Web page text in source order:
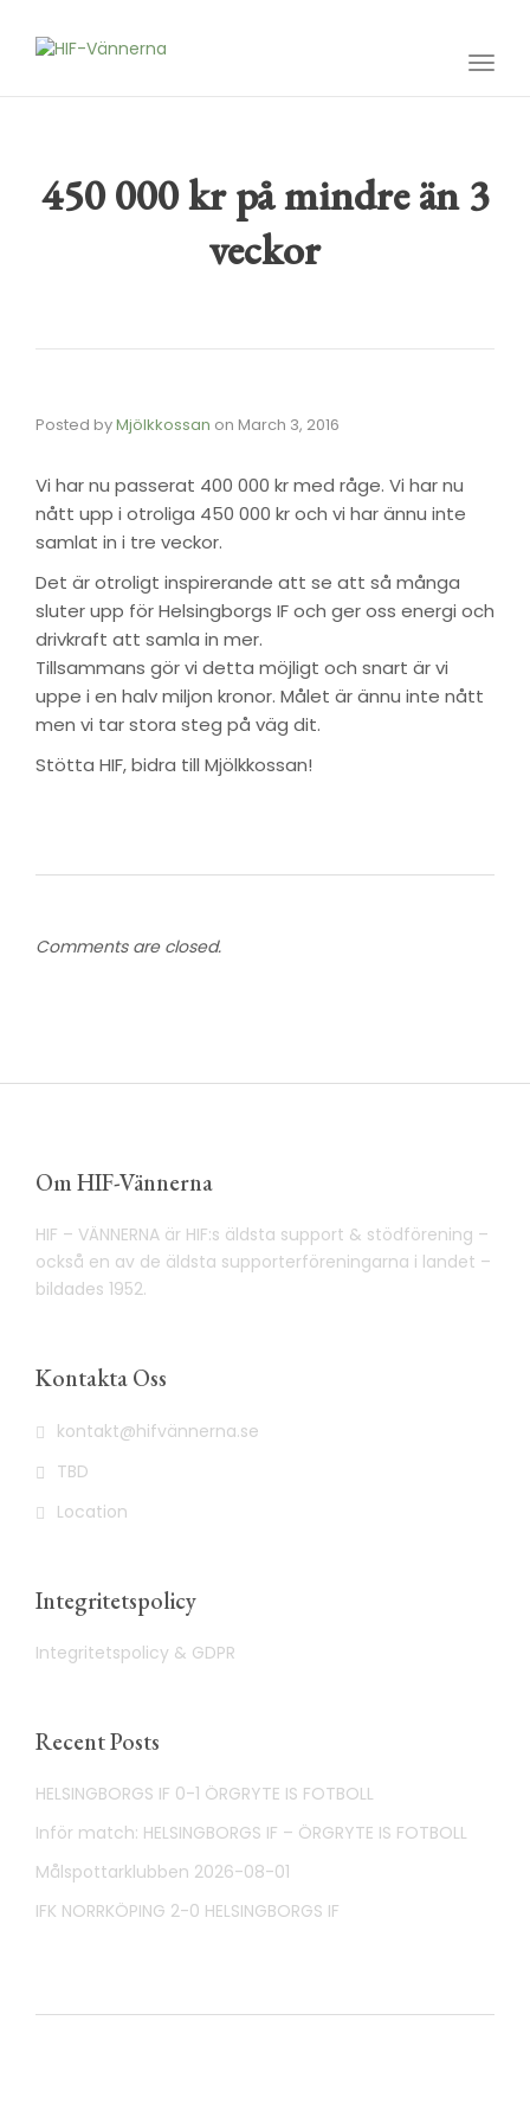
450 000 kr på mindre än 3
veckor
Posted byMjölkkossan on March 3, 2016
Vi har nu passerat 400 000 kr med råge. Vi har nu
nått upp i otroliga 450 000 kr och vi har ännu inte
samlat in i tre veckor.
Det är otroligt inspirerande att se att så många
sluter upp för Helsingborgs IF och ger oss energi och
drivkraft att samla in mer.
Tillsammans gör vi detta möjligt och snart är vi
uppe i en halv miljon kronor. Målet är ännu inte nått
men vi tar stora steg på väg dit.
Stötta HIF, bidra till Mjölkkossan!
Comments are closed.
Om HIF-Vännerna
HIF – VÄNNERNA är HIF:s äldsta support & stödförening –
också en av de äldsta supporterföreningarna i landet –
bildades 1952.
Kontakta Oss
kontakt@hifvännerna.se
TBD
Location
Integritetspolicy
Integritetspolicy & GDPR
Recent Posts
HELSINGBORGS IF 0-1 ÖRGRYTE IS FOTBOLL
Inför match: HELSINGBORGS IF – ÖRGRYTE IS FOTBOLL
Målspottarklubben 2026-08-01
IFK NORRKÖPING 2-0 HELSINGBORGS IF